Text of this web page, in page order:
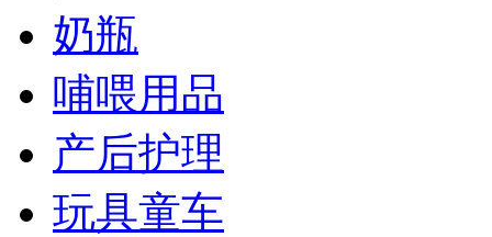
奶瓶
哺喂用品
产后护理
玩具童车